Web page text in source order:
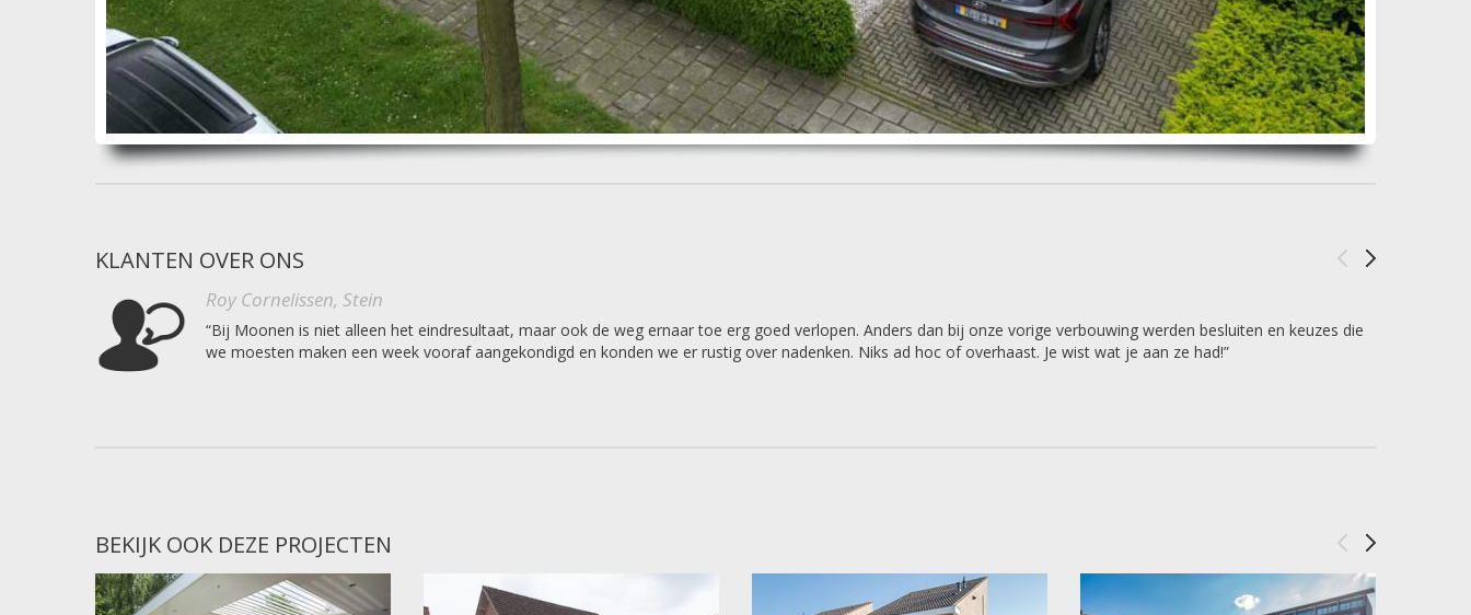
KLANTEN OVER ONS
Roy Cornelissen, Stein
“Bij Moonen is niet alleen het eindresultaat, maar ook de weg ernaar toe erg goed verlopen. Anders dan bij onze vorige verbouwing werden besluiten en keuzes die
we moesten maken een week vooraf aangekondigd en konden we er rustig over nadenken. Niks ad hoc of overhaast. Je wist wat je aan ze had!”
BEKIJK OOK DEZE PROJECTEN